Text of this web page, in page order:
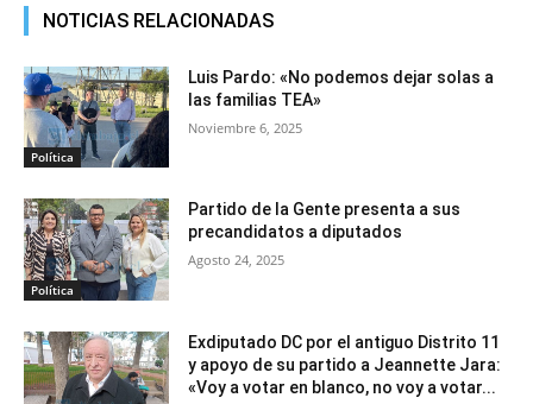
NOTICIAS RELACIONADAS
Política
Luis Pardo: «No podemos dejar solas a
las familias TEA»
Noviembre 6, 2025
Política
Partido de la Gente presenta a sus
precandidatos a diputados
Agosto 24, 2025
Exdiputado DC por el antiguo Distrito 11
y apoyo de su partido a Jeannette Jara:
«Voy a votar en blanco, no voy a votar...